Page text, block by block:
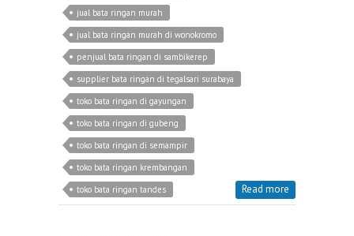
jual bata ringan murah
jual bata ringan murah di wonokromo
penjual bata ringan di sambikerep
supplier bata ringan di tegalsari surabaya
toko bata ringan di gayungan
toko bata ringan di gubeng
toko bata ringan di semampir
toko bata ringan krembangan
toko bata ringan tandes
Read more